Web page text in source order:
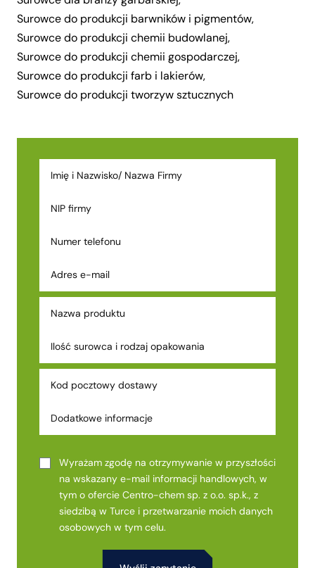
Surowce do produkcji barwników i pigmentów,
Surowce do produkcji chemii budowlanej,
Surowce do produkcji chemii gospodarczej,
Surowce do produkcji farb i lakierów,
Surowce do produkcji tworzyw sztucznych
Wyrażam zgodę na otrzymywanie w przyszłości
na wskazany e-mail informacji handlowych, w
tym o ofercie Centro-chem sp. z o.o. sp.k., z
siedzibą w Turce i przetwarzanie moich danych
osobowych w tym celu.